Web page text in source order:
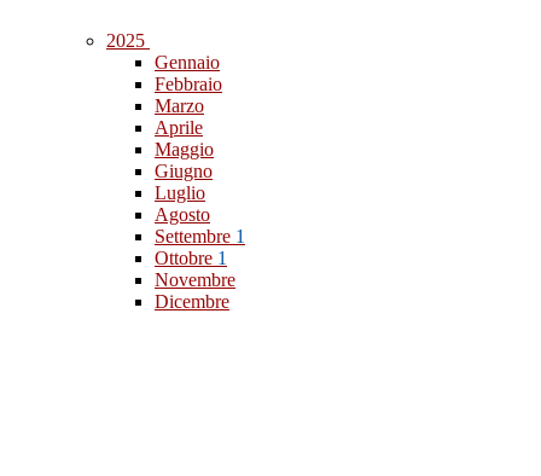
2025
Gennaio
Febbraio
Marzo
Aprile
Maggio
Giugno
Luglio
Agosto
Settembre 1
Ottobre 1
Novembre
Dicembre